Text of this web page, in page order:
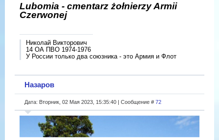
Lubomia - cmentarz żołnierzy Armii
Czerwonej
Николай Викторович
14 ОА ПВО 1974-1976
У России только два союзника - это Армия и Флот
Назаров
Дата: Вторник, 02 Мая 2023, 15:35:40 | Сообщение # 72